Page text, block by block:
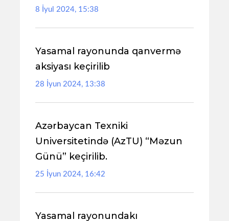
8 İyul 2024, 15:38
Yasamal rayonunda qanvermə
aksiyası keçirilib
28 İyun 2024, 13:38
Azərbaycan Texniki
Universitetində (AzTU) “Məzun
Günü” keçirilib.
25 İyun 2024, 16:42
Yasamal rayonundakı